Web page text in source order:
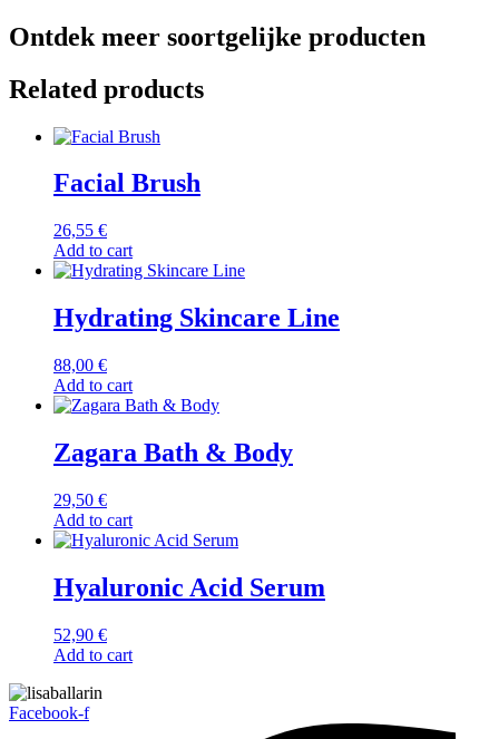
Ontdek meer soortgelijke producten
Related products
Facial Brush
26,55 €
Add to cart
Hydrating Skincare Line
88,00 €
Add to cart
Zagara Bath & Body
29,50 €
Add to cart
Hyaluronic Acid Serum
52,90 €
Add to cart
Facebook-f